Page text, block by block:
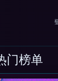
门榜单